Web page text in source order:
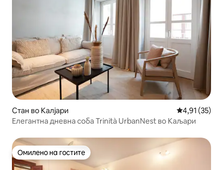
Стан во Калјари Просечна
4,91 (35)
Елегантна дневна соба Trinità UrbanNest во Каљари
Омилено на гостите
Омилено на гостите